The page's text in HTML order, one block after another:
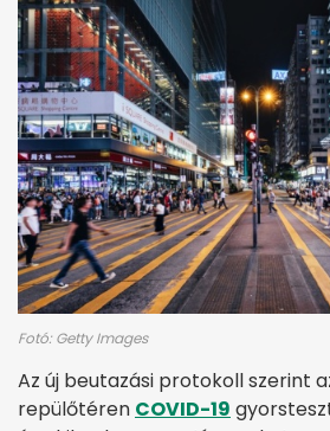
Fotó: Getty Images
Az új beutazási protokoll szerint
repülőtéren COVID-19